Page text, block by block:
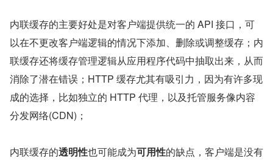
内联缓存的主要好处是对客户端提供统一的 API 接口，可
以在不更改客户端逻辑的情况下添加、删除或调整缓存；内
联缓存还将缓存管理逻辑从应用程序代码中抽取出来，从而
消除了潜在错误；HTTP 缓存尤其有吸引力，因为有许多现
成的选择，比如独立的 HTTP 代理，以及托管服务像内容
分发网络(CDN)；
内联缓存的透明性也可能成为可用性的缺点，客户端是没有